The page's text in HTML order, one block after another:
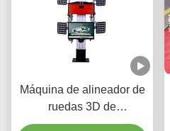
Máquina de alineador de
ruedas 3D de
automóviles para taller de